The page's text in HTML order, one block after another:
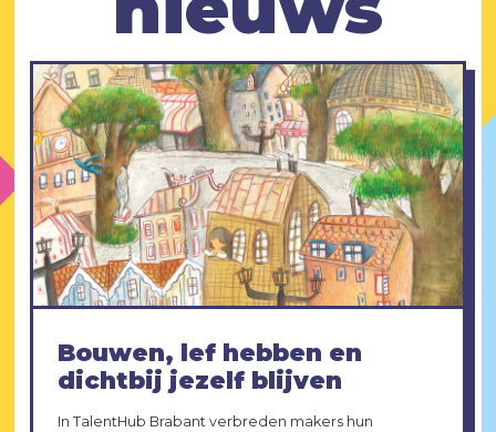
Bouwen, lef hebben en
dichtbij jezelf blijven
In TalentHub Brabant verbreden makers hun